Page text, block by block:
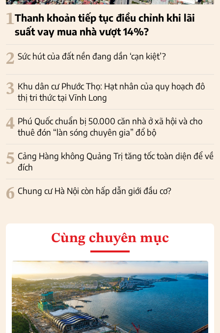
1Thanh khoản tiếp tục điều chỉnh khi lãi
suất vay mua nhà vượt 14%?
2 Sức hút của đất nền đang dần ‘cạn kiệt’?
3 Khu dân cư Phước Thọ: Hạt nhân của quy hoạch đô
thị tri thức tại Vĩnh Long
4 Phú Quốc chuẩn bị 50.000 căn nhà ở xã hội và cho
thuê đón “làn sóng chuyên gia” đổ bộ
5 Cảng Hàng không Quảng Trị tăng tốc toàn diện để về
đích
6 Chung cư Hà Nội còn hấp dẫn giới đầu cơ?
Cùng chuyên mục